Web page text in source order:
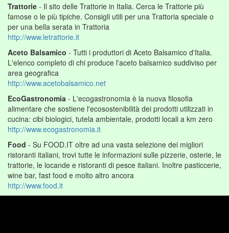
Trattorie - Il sito delle Trattorie in Italia. Cerca le Trattorie più
famose o le più tipiche. Consigli utili per una Trattoria speciale o
per una bella serata in Trattoria
http://www.letrattorie.it
Aceto Balsamico - Tutti i produttori di Aceto Balsamico d'Italia.
L'elenco completo di chi produce l'aceto balsamico suddiviso per
area geografica
http://www.acetobalsamico.net
EcoGastronomia - L'ecogastronomia è la nuova filosofia
alimentare che sostiene l'ecosostenibilità dei prodotti utilizzati in
cucina: cibi biologici, tutela ambientale, prodotti locali a km zero
http://www.ecogastronomia.it
Food - Su FOOD.IT oltre ad una vasta selezione dei migliori
ristoranti italiani, trovi tutte le informazioni sulle pizzerie, osterie, le
trattorie, le locande e ristoranti di pesce italiani. Inoltre pasticcerie,
wine bar, fast food e molto altro ancora
http://www.food.it